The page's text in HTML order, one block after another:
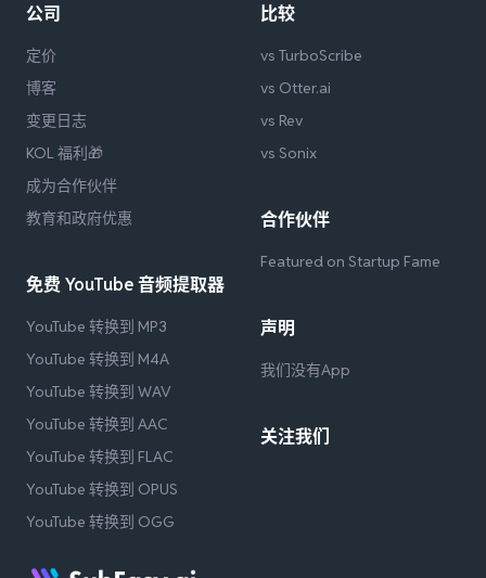
公司
定价
博客
变更日志
KOL 福利🎁
成为合作伙伴
教育和政府优惠
免费 YouTube 音频提取器
YouTube 转换到 MP3
YouTube 转换到 M4A
YouTube 转换到 WAV
YouTube 转换到 AAC
YouTube 转换到 FLAC
YouTube 转换到 OPUS
YouTube 转换到 OGG
比较
vs TurboScribe
vs Otter.ai
vs Rev
vs Sonix
合作伙伴
Featured on Startup Fame
声明
我们没有App
关注我们